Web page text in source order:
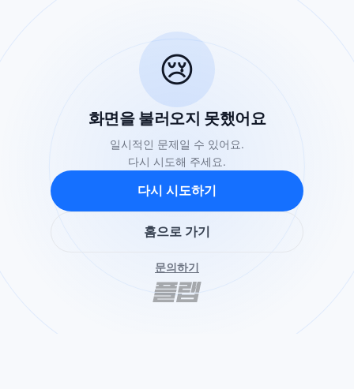
😢
화면을 불러오지 못했어요
일시적인 문제일 수 있어요.
다시 시도해 주세요.
다시 시도하기
홈으로 가기
문의하기